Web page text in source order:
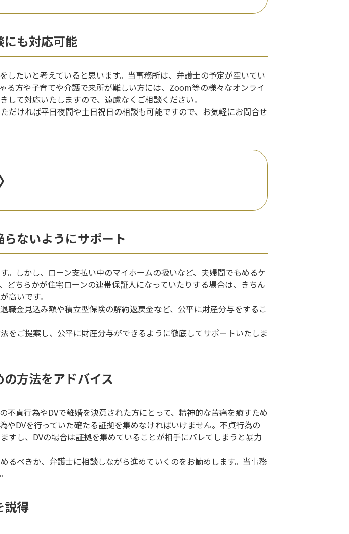
も対応可能
たいと考えていると思います。当事務所は、弁護士の予定が空いてい
る方や子育てや介護で来所が難しい方には、Zoom等の様々なオンライ
て対応いたしますので、遠慮なくご相談ください。
だければ平日夜間や土日祝日の相談も可能ですので、お気軽にお問合せ
ないようにサポート
しかし、ローン支払い中のマイホームの扱いなど、夫婦間でもめるケ
ちらかが住宅ローンの連帯保証人になっていたりする場合は、きちん
高いです。
金見込み額や積立型保険の解約返戻金など、公平に財産分与をするこ
ご提案し、公平に財産分与ができるように徹底してサポートいたしま
方法をアドバイス
貞行為やDVで離婚を決意された方にとって、精神的な苦痛を癒すため
DVを行っていた確たる証拠を集めなければいけません。不貞行為の
し、DVの場合は証拠を集めていることが相手にバレてしまうと暴力
るべきか、弁護士に相談しながら進めていくのをお勧めします。当事務
説得